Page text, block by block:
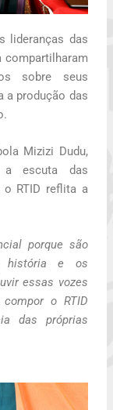
lideranças das
compartilharam
sobre seus
a produção das
Mizizi Dudu,
a escuta das
o RTID reflita a
porque são
história e os
essas vozes
o RTID
das próprias